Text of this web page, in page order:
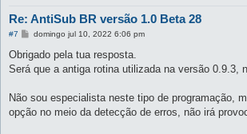
Re: AntiSub BR versão 1.0 Beta 28
#7
M
n
s
a
m
domingo jul 10, 2022 6:06 pm
Obrigado pela tua resposta.
Será que a antiga rotina utilizada na versão 0.9.3,
Não sou especialista neste tipo de programação,
opção no meio da detecção de erros, não irá